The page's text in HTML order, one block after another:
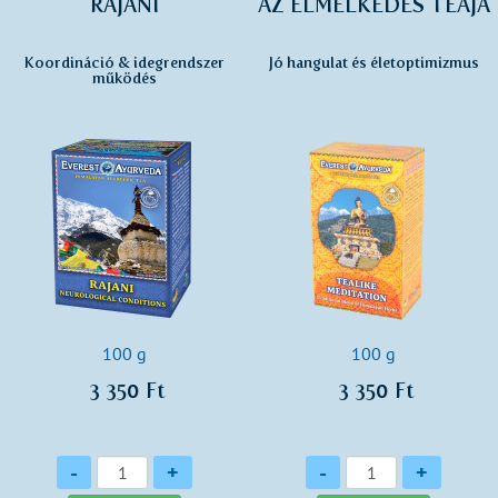
RAJANI
Koordináció & idegrendszer
működés
100 g
3 350 Ft
Mennyiség
- +
AZ ELMÉLKEDÉS TEÁJA
Jó hangulat és életoptimizmus
100 g
3 350 Ft
Mennyiség
- +